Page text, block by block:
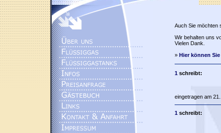
Auch Sie möchten
Wir behalten uns
Vielen Dank.
» Hier können
1schreibt:
eingetragen am
1schreibt: